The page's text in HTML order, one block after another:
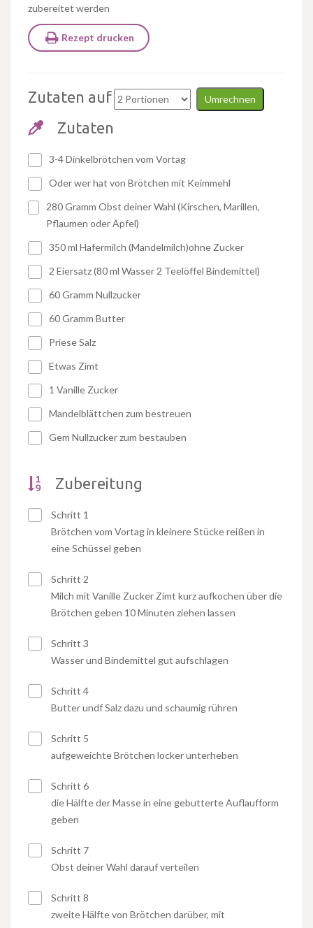
zubereitet werden
Rezept drucken
Zutaten auf Umrechnen
Zutaten
3-4 Dinkelbrötchen vom Vortag
Oder wer hat von Brötchen mit Keimmehl
280 Gramm Obst deiner Wahl (Kirschen, Marillen,
Pflaumen oder Äpfel)
350 ml Hafermilch (Mandelmilch)ohne Zucker
2 Eiersatz (80 ml Wasser 2 Teelöffel Bindemittel)
60 Gramm Nullzucker
60 Gramm Butter
Priese Salz
Etwas Zimt
1 Vanille Zucker
Mandelblättchen zum bestreuen
Gem Nullzucker zum bestauben
Zubereitung
Schritt 1
Brötchen vom Vortag in kleinere Stücke reißen in
eine Schüssel geben
Schritt 2
Milch mit Vanille Zucker Zimt kurz aufkochen über die
Brötchen geben 10 Minuten ziehen lassen
Schritt 3
Wasser und Bindemittel gut aufschlagen
Schritt 4
Butter undf Salz dazu und schaumig rühren
Schritt 5
aufgeweichte Brötchen locker unterheben
Schritt 6
die Hälfte der Masse in eine gebutterte Auflaufform
geben
Schritt 7
Obst deiner Wahl darauf verteilen
Schritt 8
zweite Hälfte von Brötchen darüber, mit